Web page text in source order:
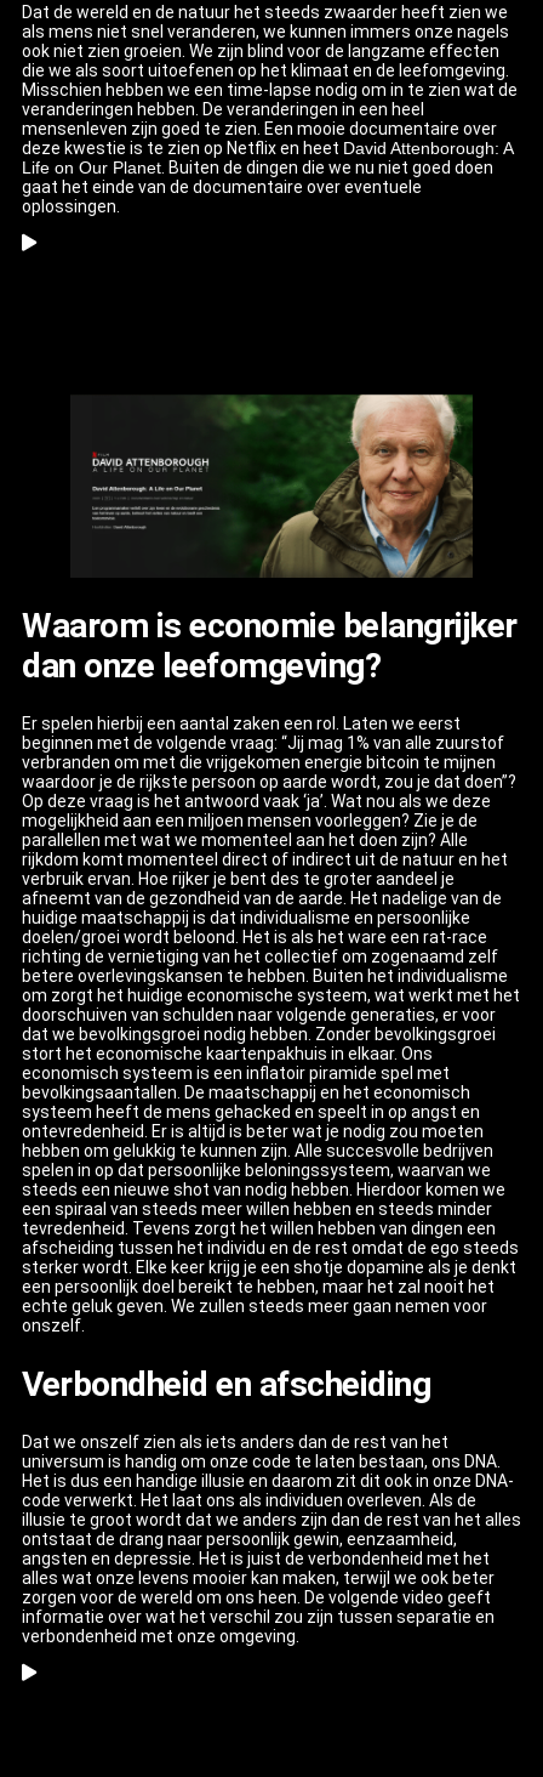
Dat de wereld en de natuur het steeds zwaarder heeft zien we
als mens niet snel veranderen, we kunnen immers onze nagels
ook niet zien groeien. We zijn blind voor de langzame effecten
die we als soort uitoefenen op het klimaat en de leefomgeving.
Misschien hebben we een time-lapse nodig om in te zien wat de
veranderingen hebben. De veranderingen in een heel
mensenleven zijn goed te zien. Een mooie documentaire over
deze kwestie is te zien op Netflix en heet David Attenborough: A
Life on Our Planet . Buiten de dingen die we nu niet goed doen
gaat het einde van de documentaire over eventuele
oplossingen.
Waarom is economie belangrijker
dan onze leefomgeving?
Er spelen hierbij een aantal zaken een rol. Laten we eerst
beginnen met de volgende vraag: “Jij mag 1% van alle zuurstof
verbranden om met die vrijgekomen energie bitcoin te mijnen
waardoor je de rijkste persoon op aarde wordt, zou je dat doen”?
Op deze vraag is het antwoord vaak ‘ja’. Wat nou als we deze
mogelijkheid aan een miljoen mensen voorleggen? Zie je de
parallellen met wat we momenteel aan het doen zijn? Alle
rijkdom komt momenteel direct of indirect uit de natuur en het
verbruik ervan. Hoe rijker je bent des te groter aandeel je
afneemt van de gezondheid van de aarde. Het nadelige van de
huidige maatschappij is dat individualisme en persoonlijke
doelen/groei wordt beloond. Het is als het ware een rat-race
richting de vernietiging van het collectief om zogenaamd zelf
betere overlevingskansen te hebben. Buiten het individualisme
om zorgt het huidige economische systeem, wat werkt met het
doorschuiven van schulden naar volgende generaties, er voor
dat we bevolkingsgroei nodig hebben. Zonder bevolkingsgroei
stort het economische kaartenpakhuis in elkaar. Ons
economisch systeem is een inflatoir piramide spel met
bevolkingsaantallen. De maatschappij en het economisch
systeem heeft de mens gehacked en speelt in op angst en
ontevredenheid. Er is altijd is beter wat je nodig zou moeten
hebben om gelukkig te kunnen zijn. Alle succesvolle bedrijven
spelen in op dat persoonlijke beloningssysteem, waarvan we
steeds een nieuwe shot van nodig hebben. Hierdoor komen we
een spiraal van steeds meer willen hebben en steeds minder
tevredenheid. Tevens zorgt het willen hebben van dingen een
afscheiding tussen het individu en de rest omdat de ego steeds
sterker wordt. Elke keer krijg je een shotje dopamine als je denkt
een persoonlijk doel bereikt te hebben, maar het zal nooit het
echte geluk geven. We zullen steeds meer gaan nemen voor
onszelf.
Verbondheid en afscheiding
Dat we onszelf zien als iets anders dan de rest van het
universum is handig om onze code te laten bestaan, ons DNA.
Het is dus een handige illusie en daarom zit dit ook in onze DNA-
code verwerkt. Het laat ons als individuen overleven. Als de
illusie te groot wordt dat we anders zijn dan de rest van het alles
ontstaat de drang naar persoonlijk gewin, eenzaamheid,
angsten en depressie. Het is juist de verbondenheid met het
alles wat onze levens mooier kan maken, terwijl we ook beter
zorgen voor de wereld om ons heen. De volgende video geeft
informatie over wat het verschil zou zijn tussen separatie en
verbondenheid met onze omgeving.